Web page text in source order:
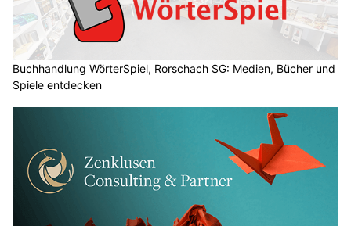
Buchhandlung WörterSpiel, Rorschach SG: Medien, Bücher und
Spiele entdecken